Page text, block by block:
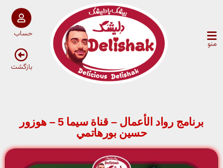
منو
حساب
بازگشت
برنامج رواد الأعمال – قناة سيما 5 – هوزور
حسين بورهاتمي